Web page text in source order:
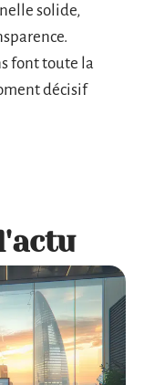
solide,
font toute la
décisif